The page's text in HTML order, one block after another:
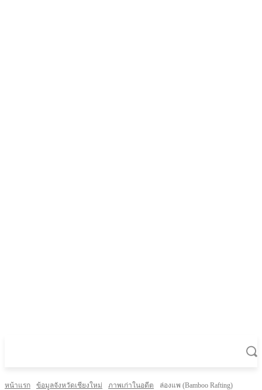
หน้าแรก ข้อมูลจังหวัดเชียงใหม่ ภาพเก่าในอดีต ล่องแพ (Bamboo Rafting)